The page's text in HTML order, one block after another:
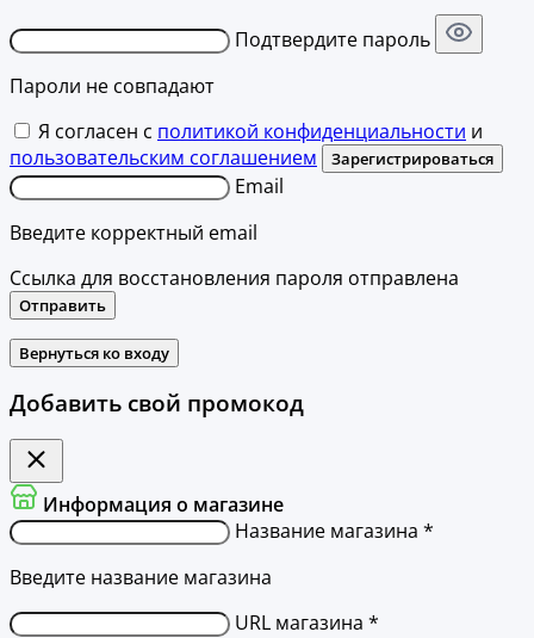
Подтвердите пароль
Пароли не совпадают
Я согласен с политикой конфиденциальности и
пользовательским соглашением
Зарегистрироваться
Email
Введите корректный email
Ссылка для восстановления пароля отправлена
Отправить
Вернуться ко входу
Добавить свой промокод
Информация о магазине
Название магазина *
Введите название магазина
URL магазина *